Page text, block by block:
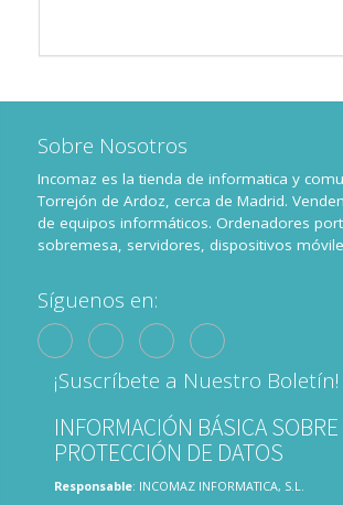
Sobre Nosotros
Incomaz es la tienda de informatica y
Torrejón de Ardoz, cerca de Madrid.
de equipos informáticos. Ordenadores
sobremesa, servidores, dispositivos
Síguenos en:
¡Suscríbete a Nuestro Boletín!
INFORMACIÓN BÁSICA SOBRE
PROTECCIÓN DE DATOS
Responsable: INCOMAZ INFORMATICA, S.L.